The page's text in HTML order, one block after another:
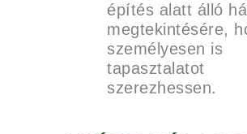
építés alatt álló
megtekintésére,
személyesen is
tapasztalatot
szerezhessen.